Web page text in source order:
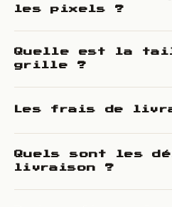
les pixels ?
Quelle est la
grille ?
Les frais de
Quels sont les
livraison ?